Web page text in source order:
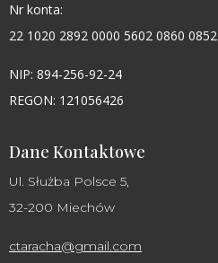
Nr konta:
22 1020 2892 0000 5602 0860 0852
NIP: 894-256-92-24
REGON: 121056426
Dane Kontaktowe
Ul. Służba Polsce 5,
32-200 Miechów
ctaracha@gmail.com